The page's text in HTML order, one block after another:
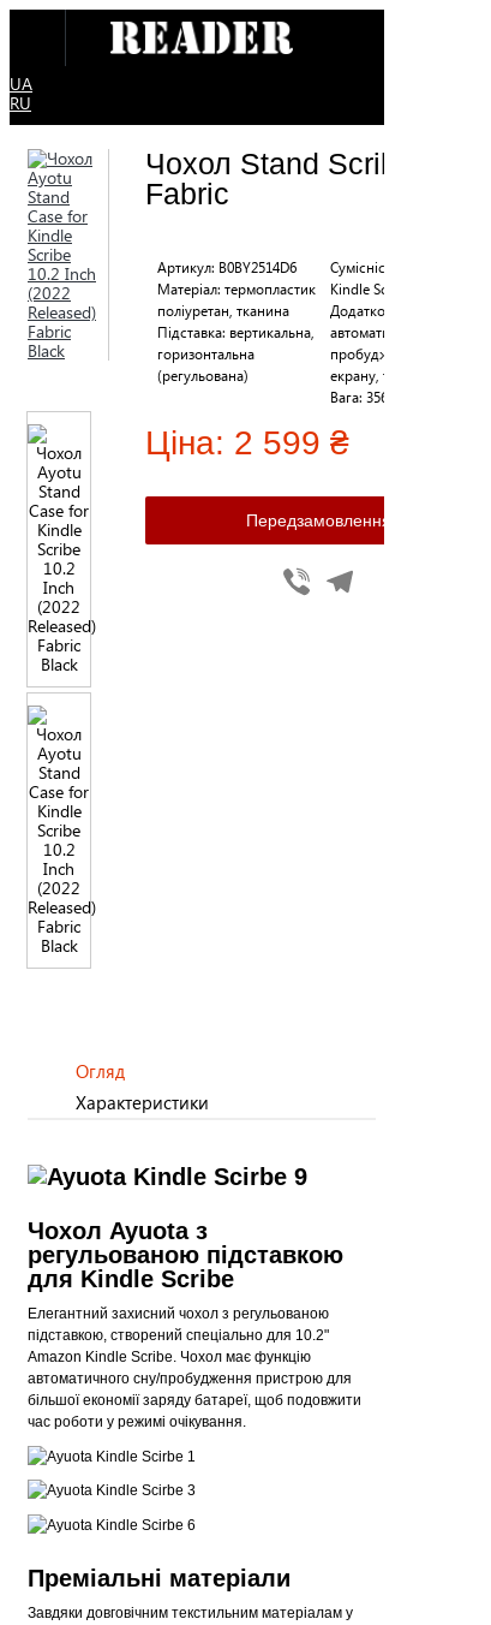
UA
RU
Чохол Stand Scribe
Fabric
Артикул: B0BY2514D6
Сумісність: Amazon
Kindle Scribe 10.2"
Матеріал: термопластик
поліуретан, тканина
Додатково: функція
автоматичного сну/
пробудження, захист
екрану, тримач стилусу
Підставка: вертикальна,
горизонтальна
(регульована)
Вага: 356,4 г
Ціна: 2 599 ₴
Viber
Огляд
Характеристики
Чохол Ayuota з
регульованою підставкою
для Kindle Scribe
Елегантний захисний чохол з регульованою
підставкою, створений спеціально для 10.2"
Amazon Kindle Scribe. Чохол має функцію
автоматичного сну/пробудження пристрою для
більшої економії заряду батареї, щоб подовжити
час роботи у режимі очікування.
Преміальні матеріали
Завдяки довговічним текстильним матеріалам у